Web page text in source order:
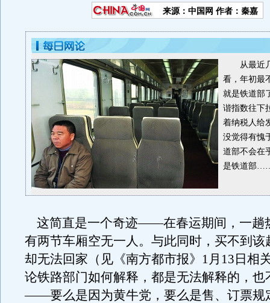
来源：中国网 作者：秦嘉
从最近
看，年初最
就是铁道部
谐指数往下
着纳税人给
没觉得有愧
道部不会在
是铁道部
这简直是一个奇迹——在春运期间，一趟
有两节车厢空无一人。与此同时，买不到该
却无法回家（见《南方都市报》1月13日相
论铁路部门如何解释，都是无法解释的，也
——要么是因为黄牛党，要么是售、订票规